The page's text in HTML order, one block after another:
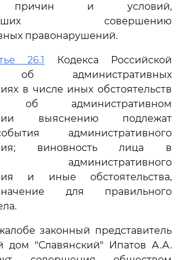
причин и условий,
совершению
правонарушений.
26.1
Кодекса Российской
об административных
в числе иных обстоятельств
административном
выяснению подлежат
административного
виновность лица в
административного
и иные обстоятельства,
для правильного
законный представитель
дом "Славянский" Ипатов А.А.